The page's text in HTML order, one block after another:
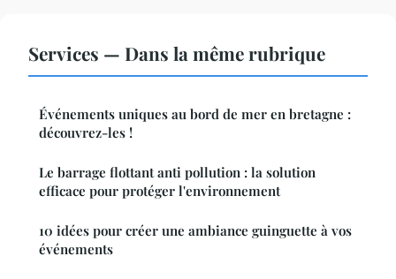
Services — Dans la même rubrique
Événements uniques au bord de mer en bretagne :
découvrez-les !
Le barrage flottant anti pollution : la solution
efficace pour protéger l'environnement
10 idées pour créer une ambiance guinguette à vos
événements